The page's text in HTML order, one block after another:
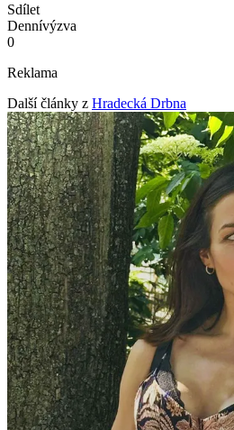
Sdílet
Dennívýzva
0
Reklama
Další články z Hradecká Drbna